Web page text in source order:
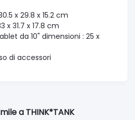
x 29.8 x 15.2 cm
x 31.7 x 17.8 cm
da 10" dimensioni : 25 x
di accessori
a THINK*TANK